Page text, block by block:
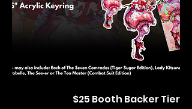
$25 Booth Backer Tier